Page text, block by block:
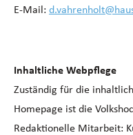
E-Mail:
Inhaltliche Webpflege
Zuständig für die
Homepage ist die
Redaktionelle Mitarbeit: